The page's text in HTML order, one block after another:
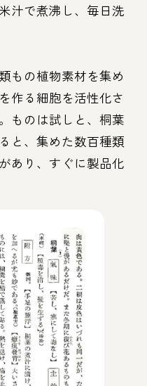
汁で煮沸し、毎日洗
もの植物素材を集め
作る細胞を活性化さ
ものは試しと、桐葉
と、集めた数百種類
あり、すぐに製品化